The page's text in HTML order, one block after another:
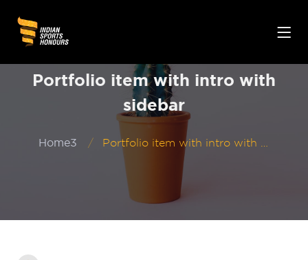
Portfolio item with intro with
sidebar
Home3 Portfolio item with intro with sidebar